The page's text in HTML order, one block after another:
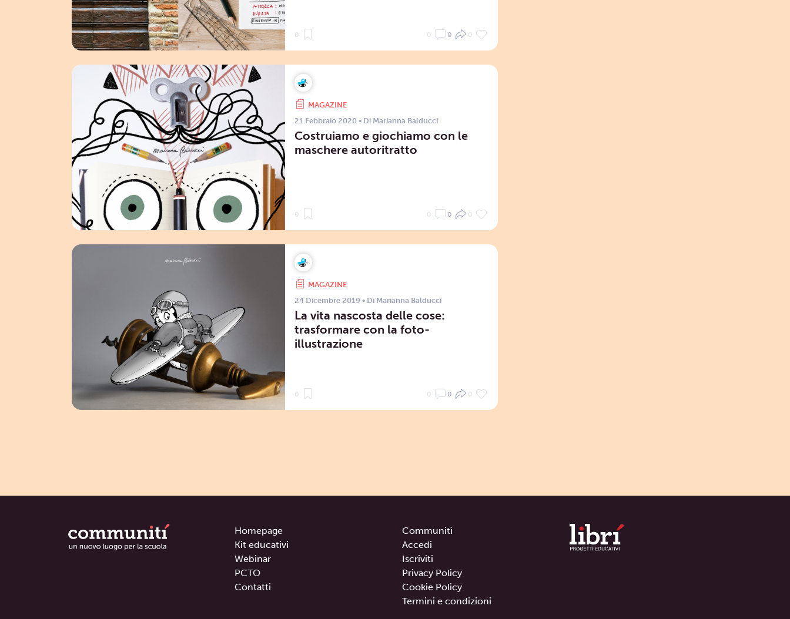
0 0 0 0
MAGAZINE
21 Febbraio 2020• Di Marianna Balducci
Costruiamo e giochiamo con le
maschere autoritratto
0 0 0 0
MAGAZINE
24 Dicembre 2019 • Di Marianna Balducci
La vita nascosta delle cose:
trasformare con la foto-
illustrazione
0 0 0 0
Homepage
Kit educativi
Webinar
PCTO
Contatti
Communitì
Accedi
Iscriviti
Privacy Policy
Cookie Policy
Termini e condizioni